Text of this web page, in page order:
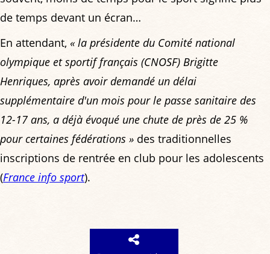
de temps devant un écran…
En attendant, « la présidente du Comité national
olympique et sportif français (CNOSF) Brigitte
Henriques, après avoir demandé un délai
supplémentaire d'un mois pour le passe sanitaire des
12-17 ans, a déjà évoqué une chute de près de 25 %
pour certaines fédérations » des traditionnelles
inscriptions de rentrée en club pour les adolescents
(France info sport).